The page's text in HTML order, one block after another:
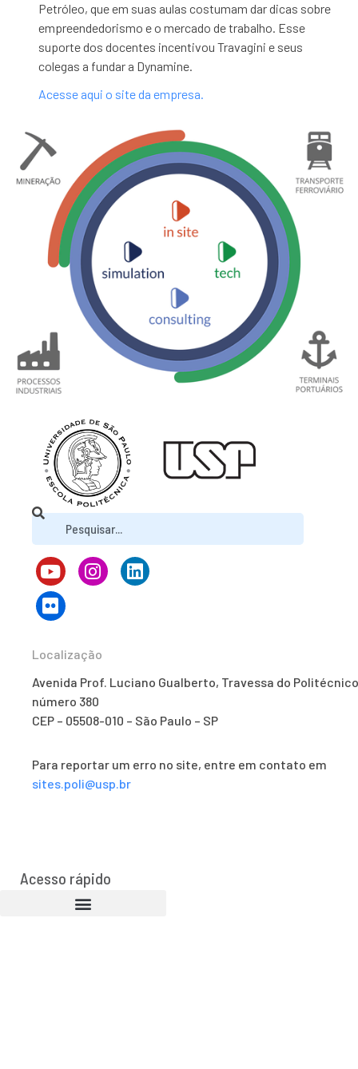
Petróleo, que em suas aulas costumam dar dicas sobre
empreendedorismo e o mercado de trabalho. Esse
suporte dos docentes incentivou Travagini e seus
colegas a fundar a Dynamine.
Acesse aqui o site da empresa.
Localização
Avenida Prof. Luciano Gualberto, Travessa do
número 380
CEP – 05508-010 – São Paulo – SP
Para reportar um erro no site, entre em contato em
sites.poli@usp.br
Acesso rápido